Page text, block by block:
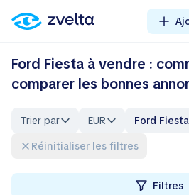
Ford Fiesta à vendre :
comparer les bonnes
Trier par EUR
Ford Fiesta
Réinitialiser les filtres
Filtres